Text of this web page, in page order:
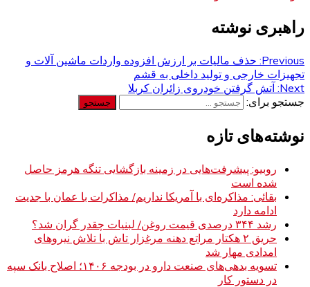
راهبری نوشته
Previous: حذف مالیات بر ارزش افزوده واردات ماشین آلات و
تجهیزات خارجی و تولید داخلی به قشم
Next: آتش گرفتن خودروی زائران کربلا
جستجو برای:
نوشته‌های تازه
روبیو: پیشرفت‌هایی در زمینه بازگشایی تنگه هرمز حاصل
شده است
بقائی: مذاکره‌ای با آمریکا نداریم/ مذاکرات با عمان با جدیت
ادامه دارد
رشد ۳۴۴ درصدی قیمت روغن/ لبنیات چقدر گران شد؟
حریق ۲ هکتار مراتع دهنه مرغزار تاش با تلاش نیروهای
امدادی مهار شد
تسویه بدهی‌های صنعت دارو در بودجه ۱۴۰۶؛ اصلاح بانک سپه
در دستور کار